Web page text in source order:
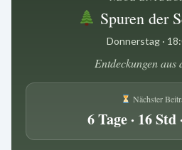
Spuren der
Donnerstag ·
Entdeckungen
Nächster
6 Tage · 16